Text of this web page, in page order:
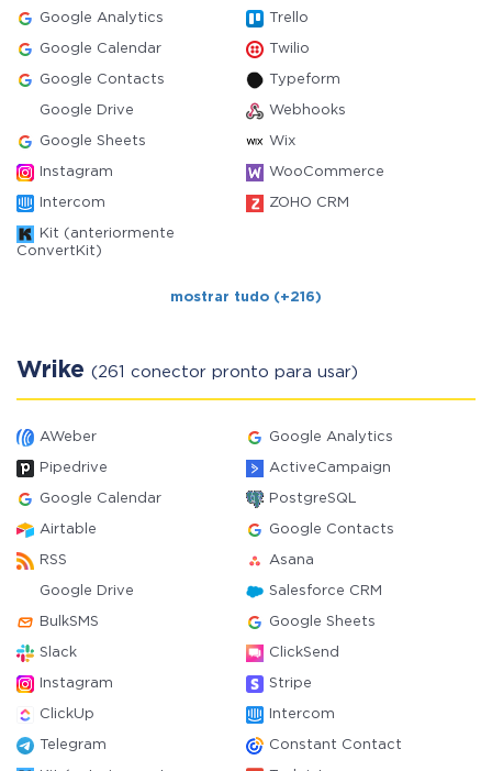
Google Analytics Trello
Google Calendar Twilio
Google Contacts Typeform
Google Drive Webhooks
Google Sheets Wix
Instagram WooCommerce
Intercom ZOHO CRM
Kit (anteriormente
ConvertKit)
mostrar tudo (+216)
Wrike (261 conector pronto para usar)
AWeber Google Analytics
Pipedrive ActiveCampaign
Google Calendar PostgreSQL
Airtable Google Contacts
RSS Asana
Google Drive Salesforce CRM
BulkSMS Google Sheets
Slack ClickSend
Instagram Stripe
ClickUp Intercom
Telegram Constant Contact